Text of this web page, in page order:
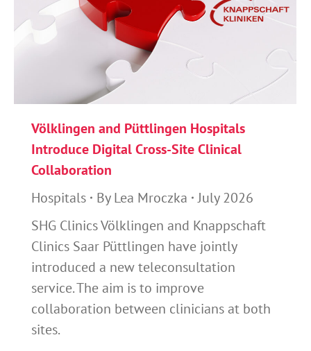
Völklingen and Püttlingen Hospitals
Introduce Digital Cross-Site Clinical
Collaboration
Hospitals
ByLea Mroczka
July 2026
SHG Clinics Völklingen and Knappschaft
Clinics Saar Püttlingen have jointly
introduced a new teleconsultation
service. The aim is to improve
collaboration between clinicians at both
sites.